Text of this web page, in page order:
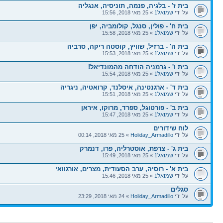
בית ז' - בלגיה, פנמה, תוניסיה, אנגליה
על ידי שמואל1 » 25 מאי 2018, 15:56
בית ח' - פולין, סנגל, קולומביה, יפן
על ידי שמואל1 » 25 מאי 2018, 15:58
בית ה' - ברזיל, שוויץ, קוסטה ריקה, סרביה
על ידי שמואל1 » 25 מאי 2018, 15:53
בית ו' - גרמניה הודחה מהמונדיאל!
על ידי שמואל1 » 25 מאי 2018, 15:54
בית ד' - ארגנטינה, איסלנד, קרואטיה, ניגריה
על ידי שמואל1 » 25 מאי 2018, 15:51
בית ב' - פורטוגל, ספרד, מרוקו, איראן
על ידי שמואל1 » 25 מאי 2018, 15:47
לוח שידורים
על ידי Holiday_Armadillo » 25 מאי 2018, 00:14
בית ג' - צרפת, אוסטרליה, פרו, דנמרק
על ידי שמואל1 » 25 מאי 2018, 15:49
בית א' - רוסיה, ערב הסעודית, מצרים, אורגוואי
על ידי שמואל1 » 25 מאי 2018, 15:46
סגלים
על ידי Holiday_Armadillo » 24 מאי 2018, 23:29